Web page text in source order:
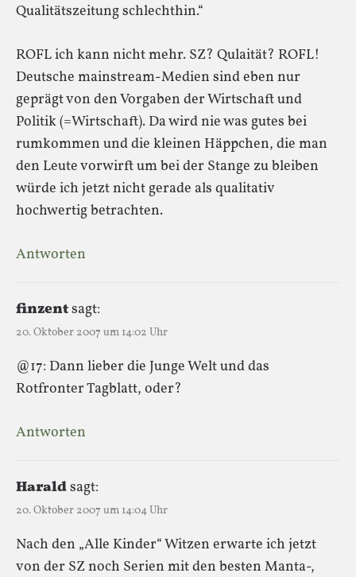
Qualitätszeitung schlechthin.“
ROFL ich kann nicht mehr. SZ? Qulaität? ROFL!
Deutsche mainstream-Medien sind eben nur
geprägt von den Vorgaben der Wirtschaft und
Politik (=Wirtschaft). Da wird nie was gutes bei
rumkommen und die kleinen Häppchen, die man
den Leute vorwirft um bei der Stange zu bleiben
würde ich jetzt nicht gerade als qualitativ
hochwertig betrachten.
Antworten
finzentsagt:
20. Oktober 2007 um 14:02 Uhr
@17: Dann lieber die Junge Welt und das
Rotfronter Tagblatt, oder?
Antworten
Haraldsagt:
20. Oktober 2007 um 14:04 Uhr
Nach den „Alle Kinder“ Witzen erwarte ich jetzt
von der SZ noch Serien mit den besten Manta-,